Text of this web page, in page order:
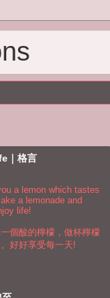
｜格言
a lemon which tastes
a lemonade and
life!
個酸的檸檬，做杯檸檬
好好享受每一天!